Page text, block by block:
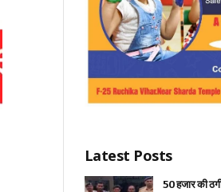
Latest Posts
₹50 हजार की